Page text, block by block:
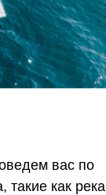
вас по
как река